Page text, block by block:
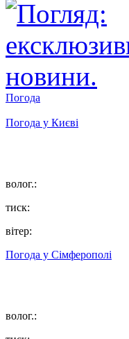
Погода
Погода у Києві
волог.:
тиск:
вітер:
Погода у Сімферополі
волог.: